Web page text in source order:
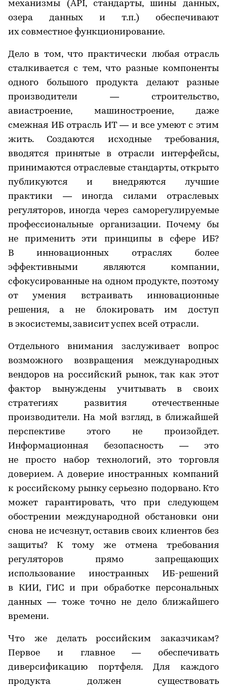
механизмы (API, стандарты, шины данных,
озера данных и т.п.) обеспечивают
их совместное функционирование.
Дело в том, что практически любая отрасль
сталкивается с тем, что разные компоненты
одного большого продукта делают разные
производители — строительство,
авиастроение, машиностроение, даже
смежная ИБ отрасль ИТ — и все умеют с этим
жить. Создаются исходные требования,
вводятся принятые в отрасли интерфейсы,
принимаются отраслевые стандарты, открыто
публикуются и внедряются лучшие
практики — иногда силами отраслевых
регуляторов, иногда через саморегулируемые
профессиональные организации. Почему бы
не применить эти принципы в сфере ИБ?
В инновационных отраслях более
эффективными являются компании,
сфокусированные на одном продукте, поэтому
от умения встраивать инновационные
решения, а не блокировать им доступ
в экосистемы, зависит успех всей отрасли.
Отдельного внимания заслуживает вопрос
возможного возвращения международных
вендоров на российский рынок, так как этот
фактор вынуждены учитывать в своих
стратегиях развития отечественные
производители. На мой взгляд, в ближайшей
перспективе этого не произойдет.
Информационная безопасность — это
не просто набор технологий, это торговля
доверием. А доверие иностранных компаний
к российскому рынку серьезно подорвано. Кто
может гарантировать, что при следующем
обострении международной обстановки они
снова не исчезнут, оставив своих клиентов без
защиты? К тому же отмена требования
регуляторов прямо запрещающих
использование иностранных ИБ-решений
в КИИ, ГИС и при обработке персональных
данных — тоже точно не дело ближайшего
времени.
Что же делать российским заказчикам?
Первое и главное — обеспечивать
диверсификацию портфеля. Для каждого
продукта должен существовать